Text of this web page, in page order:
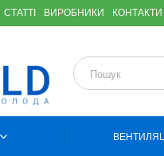
СТАТТІ ВИРОБНИКИ КОНТАКТИ